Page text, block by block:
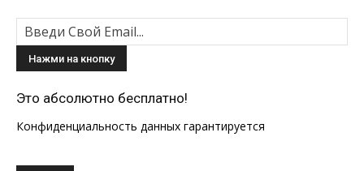
Это абсолютно бесплатно!
Конфиденциальность данных гарантируется